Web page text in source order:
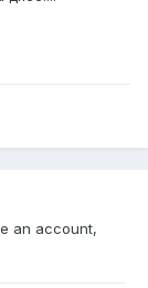
an account,